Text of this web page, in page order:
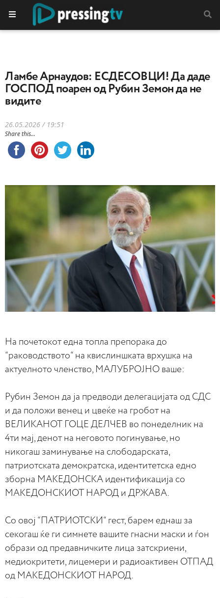
Ламбе Арнаудов: ЕСДЕСОВЦИ! Да даде
ГОСПОД поарен од Рубин Земон да не
видите
26.05.2026 / 19:51
Share this...
На почетокот една топла препорака до
“раководството“ на квислиншката врхушка на
актуелното членство, МАЛУБРОЈНО ваше:
Рубин Земон да ја предводи делегацијата од СДС
и да положи венец и цвеќе на гробот на
ВЕЛИКАНОТ ГОЦЕ ДЕЛЧЕВ во понеделник на
4ти мај, денот на неговото погинување, но
никогаш заминување на слободарската,
патриотската демократска, идентитетска едно
зборна МАКЕДОНСКА идентификација со
МАКЕДОНСКИОТ НАРОД и ДРЖАВА.
Со овој “ПАТРИОТСКИ“ гест, барем еднаш за
секогаш ќе ги симнете вашите гнасни маски и ѓон
образи од предавничките лица затскриени,
медиокритети, лицемери и радиоактивен ОТПАД
од МАКЕДОНСКИОТ НАРОД.